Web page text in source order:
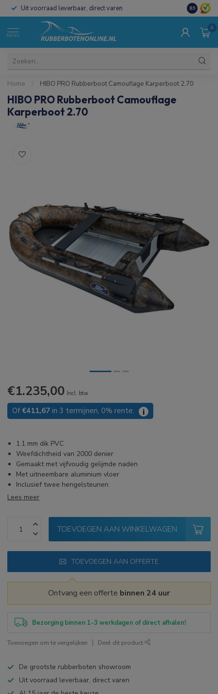
Uit voorraad leverbaar, direct varen Al 15 jaar
8.9
MENU
0
Home / HIBO PRO Rubberboot Camouflage Karperboot 2.70
HIBO PRO Rubberboot Camouflage
Karperboot 2.70
€1.235,00 Incl. btw
Of€411,67 in 3 termijnen, 0% rente. i
1.1 mm dik PVC
Weefdichtheid van 2000 denier
Gemaakt met vijfvoudig gelijmde naden
Met uitneembare aluminium vloer
Inclusief twee hengelsteunen
Lees meer
TOEVOEGEN AAN WINKELWAGEN
TOEVOEGEN AAN OFFERTE
Ontvang een offerte binnen 24 uur
Bezorging binnen 1-3 werkdagen of direct afhalen!
Toevoegen om te vergelijken Deel dit product
De grootste rubberboten showroom
Uit voorraad leverbaar, direct varen